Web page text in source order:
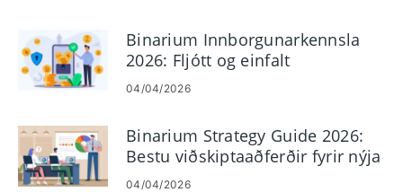
Binarium Innborgunarkennsla
2026: Fljótt og einfalt
fjármögnunarferli
04/04/2026
Binarium Strategy Guide 2026:
Bestu viðskiptaaðferðir fyrir nýja
kaupmenn
04/04/2026